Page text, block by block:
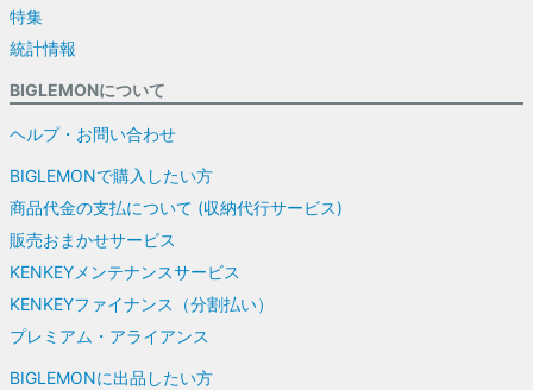
特集
統計情報
BIGLEMONについて
ヘルプ・お問い合わせ
BIGLEMONで購入したい方
商品代金の支払について (収納代行サービス)
販売おまかせサービス
KENKEYメンテナンスサービス
KENKEYファイナンス（分割払い）
プレミアム・アライアンス
BIGLEMONに出品したい方